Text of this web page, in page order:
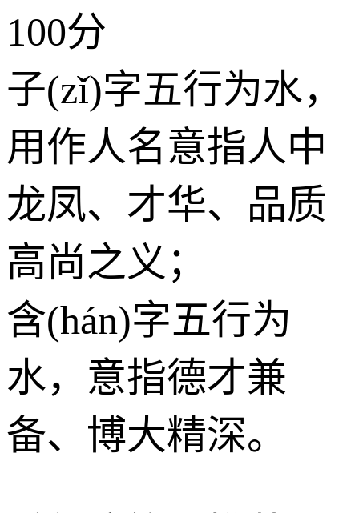
100分
子(zǐ)字五行为水，
用作人名意指人中
龙凤、才华、品质
高尚之义；
含(hán)字五行为
水，意指德才兼
备、博大精深。